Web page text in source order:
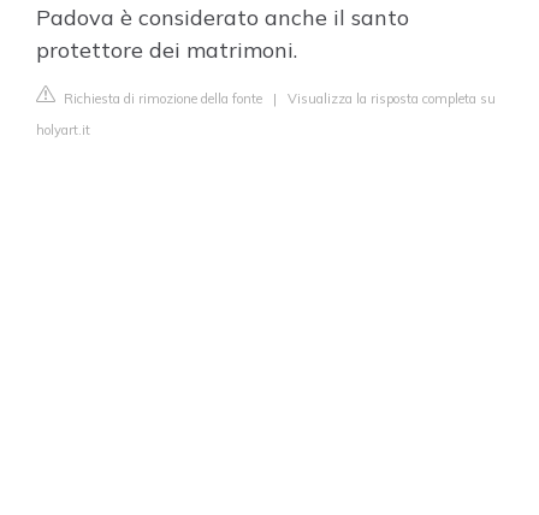
Padova è considerato anche il santo
protettore dei matrimoni.
Richiesta di rimozione della fonte | Visualizza la risposta completa su
holyart.it